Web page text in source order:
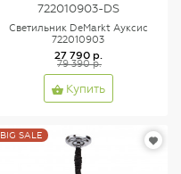
722010903-DS
Светильник DeMarkt Ауксис
722010903
27 790 р.
79 390 р.
Купить
BIG SALE